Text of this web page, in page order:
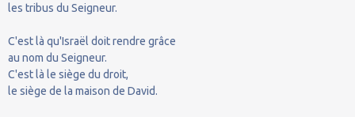
les tribus du Seigneur.
C'est là qu'Israël doit rendre grâce
au nom du Seigneur.
C'est là le siège du droit,
le siège de la maison de David.